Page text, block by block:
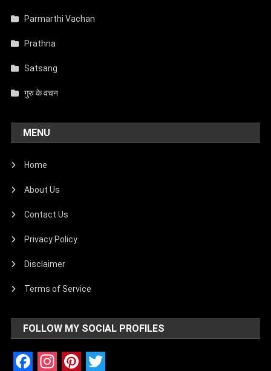
Parmarthi Vachan
Prathna
Satsang
गुरु के वचन
MENU
Home
About Us
Contact Us
Privacy Policy
Disclaimer
Terms of Service
FOLLOW MY SOCIAL PROFILES